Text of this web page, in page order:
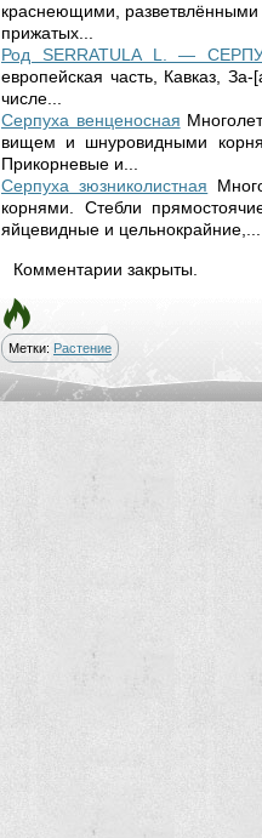
краснеющими, разветвлён­ными
прижатых...
Род SERRATULA L. —
европейская часть, Кавказ,
числе...
Серпуха венценосная
вищем и шнуровидными
Прикорневые и...
Серпуха зюзниколистная
корнями. Стебли
яйцевидные и цель­нокрайние,...
Комментарии закрыты.
Метки: Растение